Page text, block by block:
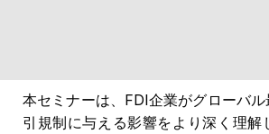
本セミナーは、FDI企業がグローバ
引規制に与える影響をより深く理解